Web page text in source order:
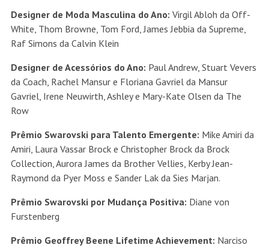
Designer de Moda Masculina do Ano: Virgil Abloh da Off-
White, Thom Browne, Tom Ford, James Jebbia da Supreme,
Raf Simons da Calvin Klein
Designer de Acessórios do Ano: Paul Andrew, Stuart Vevers
da Coach, Rachel Mansur e Floriana Gavriel da Mansur
Gavriel, Irene Neuwirth, Ashley e Mary-Kate Olsen da The
Row
Prêmio Swarovski para Talento Emergente: Mike Amiri da
Amiri, Laura Vassar Brock e Christopher Brock da Brock
Collection, Aurora James da Brother Vellies, Kerby Jean-
Raymond da Pyer Moss e Sander Lak da Sies Marjan.
Prêmio Swarovski por Mudança Positiva: Diane von
Furstenberg
Prêmio Geoffrey Beene Lifetime Achievement: Narciso